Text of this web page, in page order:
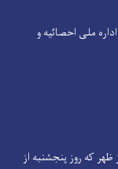
ملی احصائیه و
صبح الی ۰۴:۰۰ بعد از ظهر که روز پنجشنبه از